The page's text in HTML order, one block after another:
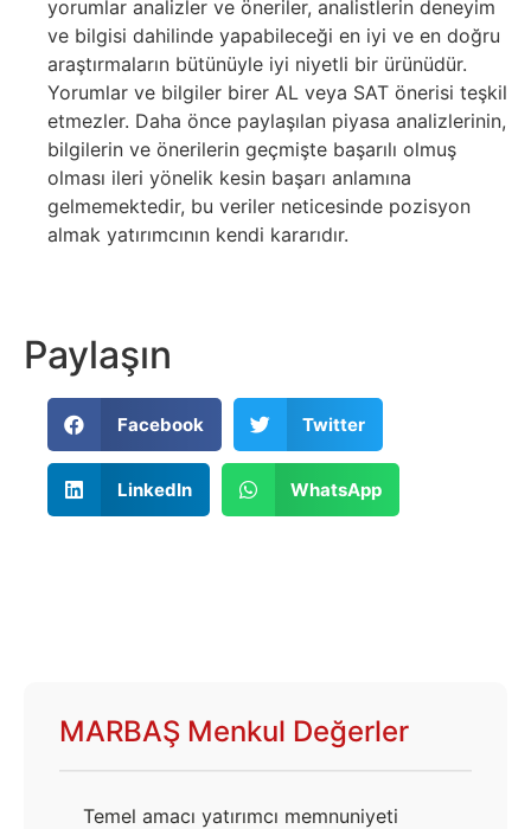
yorumlar analizler ve öneriler, analistlerin deneyim
ve bilgisi dahilinde yapabileceği en iyi ve en doğru
araştırmaların bütünüyle iyi niyetli bir ürünüdür.
Yorumlar ve bilgiler birer AL veya SAT önerisi teşkil
etmezler. Daha önce paylaşılan piyasa analizlerinin,
bilgilerin ve önerilerin geçmişte başarılı olmuş
olması ileri yönelik kesin başarı anlamına
gelmemektedir, bu veriler neticesinde pozisyon
almak yatırımcının kendi kararıdır.
Paylaşın
Facebook Twitter
LinkedIn WhatsApp
MARBAŞ Menkul Değerler
Temel amacı yatırımcı memnuniyeti